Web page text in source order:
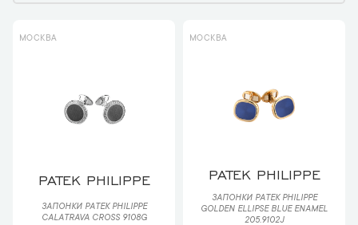
МОСКВА
PATEK PHILIPPE
ЗАПОНКИ PATEK PHILIPPE
CALATRAVA CROSS 9108G
МОСКВА
PATEK PHILIPPE
ЗАПОНКИ PATEK PHILIPPE
GOLDEN ELLIPSE BLUE ENAMEL
205.9102J